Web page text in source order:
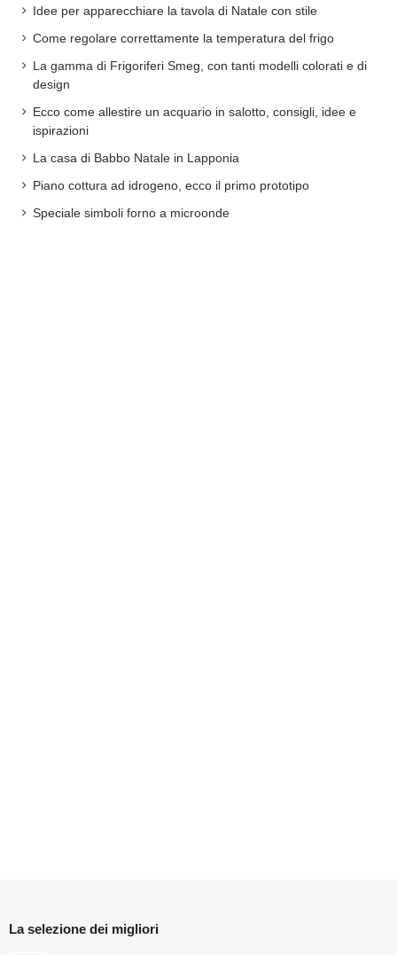
Idee per apparecchiare la tavola di Natale con stile
Come regolare correttamente la temperatura del frigo
La gamma di Frigoriferi Smeg, con tanti modelli colorati e di
design
Ecco come allestire un acquario in salotto, consigli, idee e
ispirazioni
La casa di Babbo Natale in Lapponia
Piano cottura ad idrogeno, ecco il primo prototipo
Speciale simboli forno a microonde
La selezione dei migliori